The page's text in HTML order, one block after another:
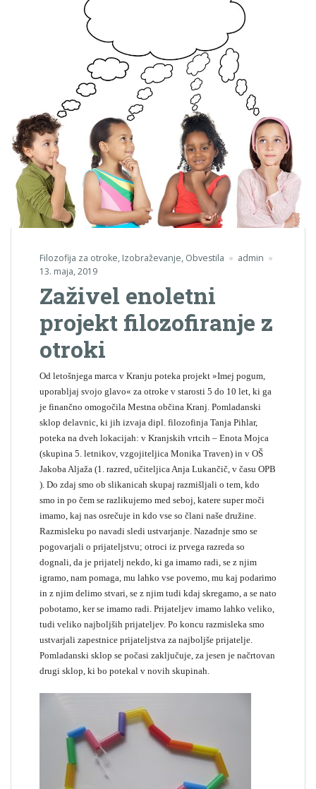
Filozofija za otroke, Izobraževanje, Obvestila
admin
13. maja, 2019
Zaživel enoletni
projekt filozofiranje z
otroki
Od letošnjega marca v Kranju poteka projekt »Imej pogum,
uporabljaj svojo glavo« za otroke v starosti 5 do 10 let, ki ga
je finančno omogočila Mestna občina Kranj. Pomladanski
sklop delavnic, ki jih izvaja dipl. filozofinja Tanja Pihlar,
poteka na dveh lokacijah: v Kranjskih vrtcih – Enota Mojca
(skupina 5. letnikov, vzgojiteljica Monika Traven) in v OŠ
Jakoba Aljaža (1. razred, učiteljica Anja Lukančič, v času OPB
). Do zdaj smo ob slikanicah skupaj razmišljali o tem, kdo
smo in po čem se razlikujemo med seboj, katere super moči
imamo, kaj nas osrečuje in kdo vse so člani naše družine.
Razmisleku po navadi sledi ustvarjanje. Nazadnje smo se
pogovarjali o prijateljstvu; otroci iz prvega razreda so
dognali, da je prijatelj nekdo, ki ga imamo radi, se z njim
igramo, nam pomaga, mu lahko vse povemo, mu kaj podarimo
in z njim delimo stvari, se z njim tudi kdaj skregamo, a se nato
pobotamo, ker se imamo radi. Prijateljev imamo lahko veliko,
tudi veliko najboljših prijateljev. Po koncu razmisleka smo
ustvarjali zapestnice prijateljstva za najboljše prijatelje.
Pomladanski sklop se počasi zaključuje, za jesen je načrtovan
drugi sklop, ki bo potekal v novih skupinah.